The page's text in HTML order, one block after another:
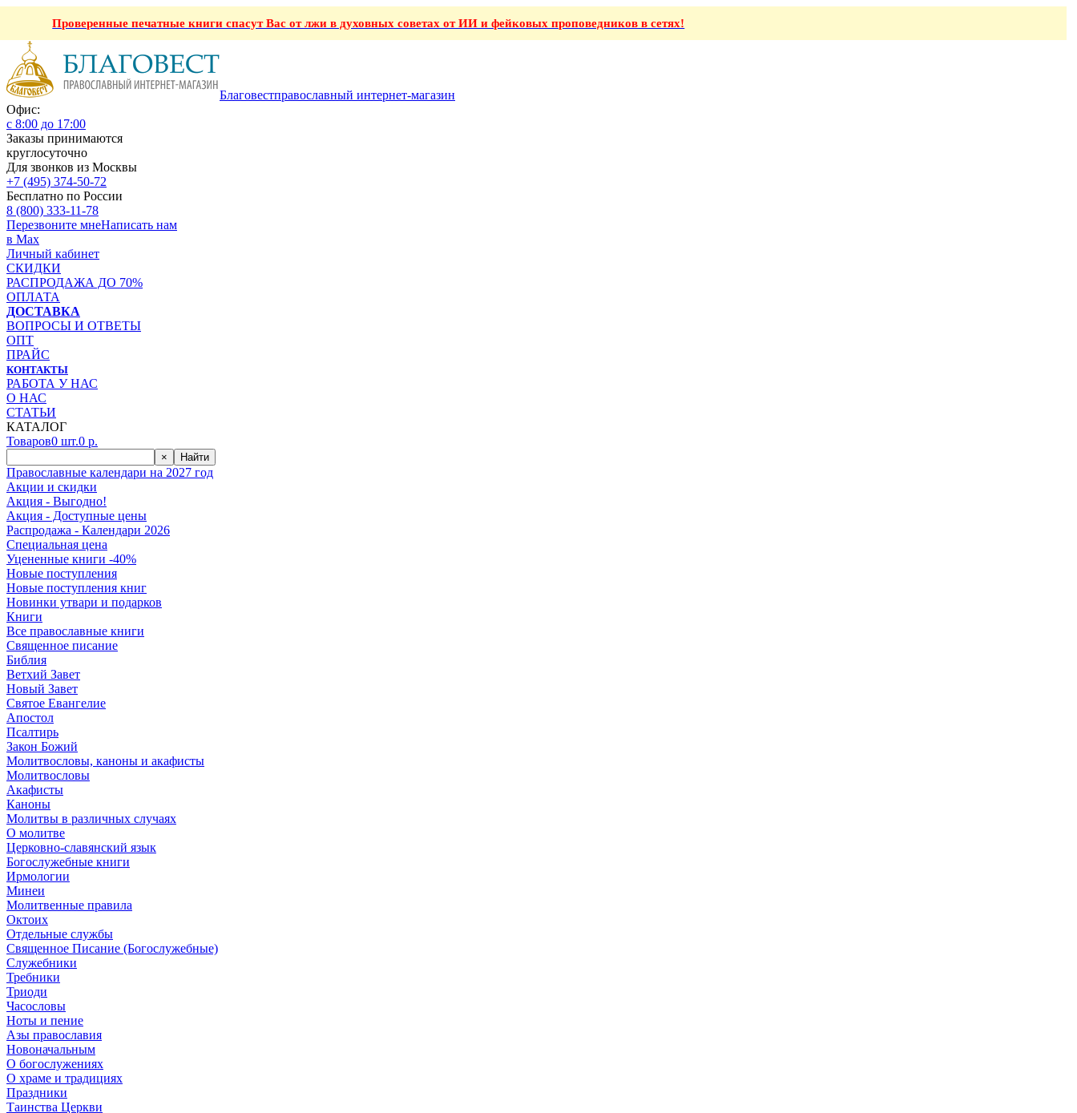
Проверенные печатные книги спасут Вас от лжи в духовных советах от ИИ и фейковых проповедников в сетях!
Благовестправославный интернет-магазин
Офис:
с 8:00 до 17:00
Заказы принимаются
круглосуточно
Для звонков из Москвы
+7 (495) 374-50-72
Бесплатно по России
8 (800) 333-11-78
Перезвоните мнеНаписать нам
в Max
Личный кабинет
СКИДКИ
РАСПРОДАЖА ДО 70%
ОПЛАТА
ДОСТАВКА
ВОПРОСЫ И ОТВЕТЫ
ОПТ
ПРАЙС
КОНТАКТЫ
РАБОТА У НАС
О НАС
СТАТЬИ
КАТАЛОГ
Товаров0 шт.0 р.
× Найти
Православные календари на 2027 год
Акции и скидки
Акция - Выгодно!
Акция - Доступные цены
Распродажа - Календари 2026
Специальная цена
Уцененные книги -40%
Новые поступления
Новые поступления книг
Новинки утвари и подарков
Книги
Все православные книги
Священное писание
Библия
Ветхий Завет
Новый Завет
Святое Евангелие
Апостол
Псалтирь
Закон Божий
Молитвословы, каноны и акафисты
Молитвословы
Акафисты
Каноны
Молитвы в различных случаях
О молитве
Церковно-славянский язык
Богослужебные книги
Ирмологии
Минеи
Молитвенные правила
Октоих
Отдельные службы
Священное Писание (Богослужебные)
Служебники
Требники
Триоди
Часословы
Ноты и пение
Азы православия
Новоначальным
О богослужениях
О храме и традициях
Праздники
Таинства Церкви